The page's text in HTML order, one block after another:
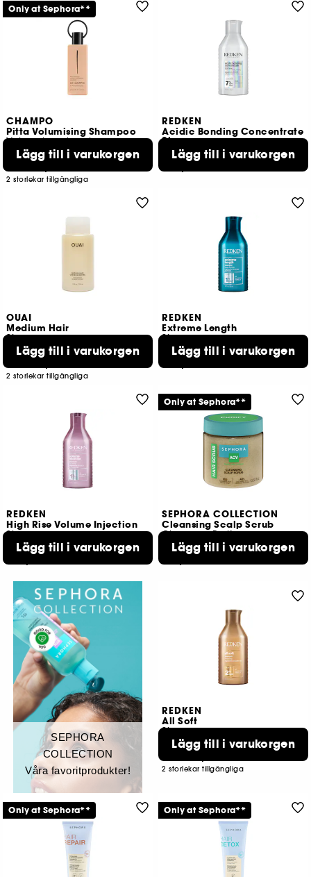
CHAMPO
Pitta Volumising Shampoo
Volymgivande schampo
537
2 storlekar tillgängliga
Lägg till i varukorgen
Only at Sephora**
REDKEN
Acidic Bonding Concentrate
Shampoo
240
369,00 KR
Lägg till i varukorgen
OUAI
Medium Hair
Shampoo
11
2 storlekar tillgängliga
Lägg till i varukorgen
REDKEN
Extreme Length
Shampoo
30
339,00 KR
Lägg till i varukorgen
REDKEN
High Rise Volume Injection
Shampoo
32
309,00 KR
Lägg till i varukorgen
SEPHORA COLLECTION
Cleansing Scalp Scrub
Cleanse + Purify
430
219,00 KR
Lägg till i varukorgen
Only at Sephora**
SEPHORA
COLLECTION
Våra favoritprodukter!
REDKEN
All Soft
Shampoo
1
2 storlekar tillgängliga
Lägg till i varukorgen
Only at Sephora** Only at Sephora**